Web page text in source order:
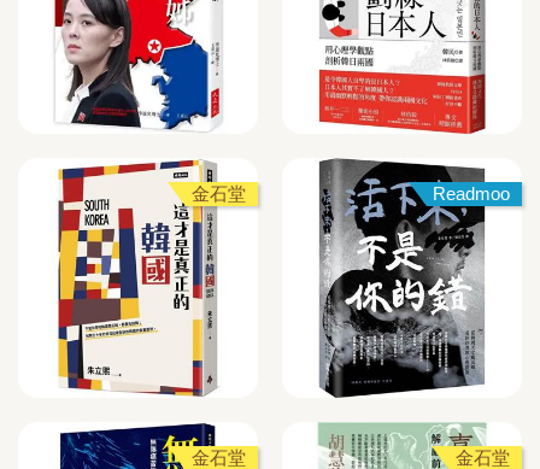
金石堂 Readmoo
金石堂 金石堂